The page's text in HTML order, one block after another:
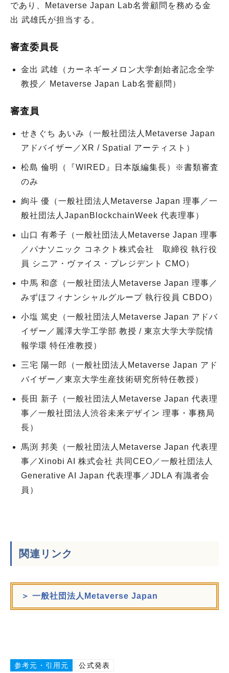
であり、Metaverse Japan Lab名誉顧問を務める金
出 武雄氏が担当する。
審査委員長
金出 武雄（カーネギーメロン大学創始者記念全学
教授／ Metaverse Japan Lab名誉顧問）
審査員
せきぐち あいみ（一般社団法人Metaverse Japan
アドバイザー／XR / Spatial アーティスト）
松島 倫明（『WIRED』日本版編集長）※書類審査
のみ
絢斗 優（一般社団法人Metaverse Japan 理事／一
般社団法人JapanBlockchainWeek 代表理事）
山口 有希子（一般社団法人Metaverse Japan 理事
／パナソニック コネクト株式会社 取締役 執行役
員 シニア・ヴァイス・プレジデント CMO）
中馬 和彦（一般社団法人Metaverse Japan 理事／
みずほフィナンシャルグループ 執行役員 CBDO）
小塩 篤史（一般社団法人Metaverse Japan アドバ
イザー／麗澤大学工学部 教授 / 東京大学大学院情
報学環 特任准教授）
三宅 陽一郎（一般社団法人Metaverse Japan アド
バイザー／東京大学生産技術研究所特任教授）
長田 新子（一般社団法人Metaverse Japan 代表理
事／一般社団法人渋谷未来デザイン 理事・事務局
長）
馬渕 邦美（一般社団法人Metaverse Japan 代表理
事／Xinobi AI 株式会社 共同CEO／一般社団法人
Generative AI Japan 代表理事／JDLA 有識者会
員）
関連リンク
＞ 一般社団法人Metaverse Japan
参考元・引用元 公式発表